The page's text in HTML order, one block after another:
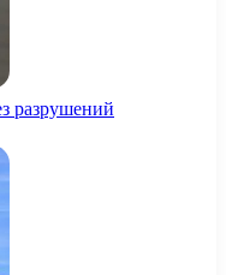
разрушений